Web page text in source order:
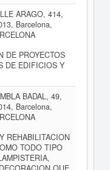
ARAGO, 414,
Barcelona,
DE PROYECTOS
DE EDIFICIOS Y
BADAL, 49,
Barcelona,
REHABILITACION
TODO TIPO